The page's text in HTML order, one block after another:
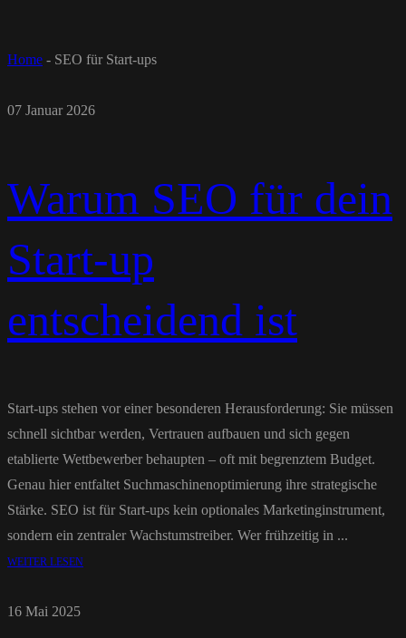
Home - SEO für Start-ups
07 Januar 2026
Warum SEO für dein
Start-up
entscheidend ist
Start-ups stehen vor einer besonderen Herausforderung: Sie müssen
schnell sichtbar werden, Vertrauen aufbauen und sich gegen
etablierte Wettbewerber behaupten – oft mit begrenztem Budget.
Genau hier entfaltet Suchmaschinenoptimierung ihre strategische
Stärke. SEO ist für Start-ups kein optionales Marketinginstrument,
sondern ein zentraler Wachstumstreiber. Wer frühzeitig in ...
WEITER LESEN
16 Mai 2025